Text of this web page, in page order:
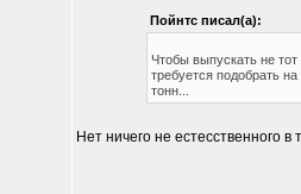
Пойнтс писал(а):
Чтобы выпускать не
требуется подобрать
тонн...
Нет ничего не естесственного